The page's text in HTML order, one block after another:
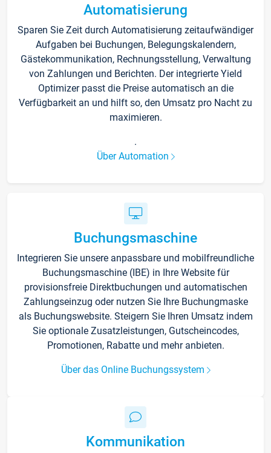
Automatisierung
Sparen Sie Zeit durch Automatisierung zeitaufwändiger
Aufgaben bei Buchungen, Belegungskalendern,
Gästekommunikation, Rechnungsstellung, Verwaltung
von Zahlungen und Berichten. Der integrierte Yield
Optimizer passt die Preise automatisch an die
Verfügbarkeit an und hilft so, den Umsatz pro Nacht zu
maximieren.
.
Über Automation
Buchungsmaschine
Integrieren Sie unsere anpassbare und mobilfreundliche
Buchungsmaschine (IBE) in Ihre Website für
provisionsfreie Direktbuchungen und automatischen
Zahlungseinzug oder nutzen Sie Ihre Buchungmaske
als Buchungswebsite. Steigern Sie Ihren Umsatz indem
Sie optionale Zusatzleistungen, Gutscheincodes,
Promotionen, Rabatte und mehr anbieten.
Über das Online Buchungssystem
Kommunikation